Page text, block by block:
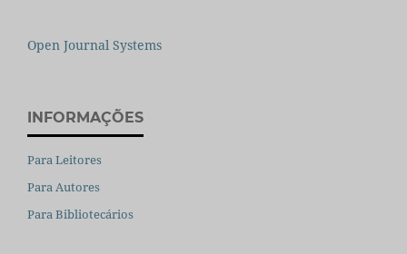
Open Journal Systems
INFORMAÇÕES
Para Leitores
Para Autores
Para Bibliotecários